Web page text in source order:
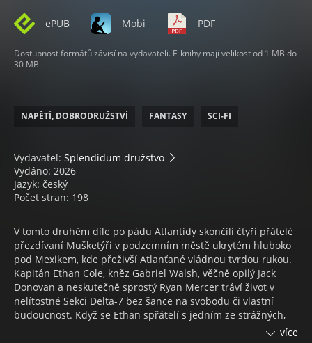
ePUB Mobi PDF
Dostupnost formátů závisí na vydavateli. E-knihy mají velikost od 1 MB do
30 MB.
NAPĚTÍ, DOBRODRUŽSTVÍ FANTASY SCI-FI
Vydavatel: Splendidum družstvo
Vydáno: 2026
Jazyk: český
Počet stran: 198
V tomto druhém díle po pádu Atlantidy skončili čtyři přátelé
přezdívaní Mušketýři v podzemním městě ukrytém hluboko
pod Mexikem, kde přeživší Atlanťané vládnou tvrdou rukou.
Kapitán Ethan Cole, kněz Gabriel Walsh, věčně opilý Jack
Donovan a neskutečně sprostý Ryan Mercer tráví život v
nelítostné Sekci Delta-7 bez šance na svobodu či vlastní
budoucnost. Když se Ethan spřátelí s jedním ze strážných,
odhalí existenci tajného Stroje času i neuvěřitelné informace
více